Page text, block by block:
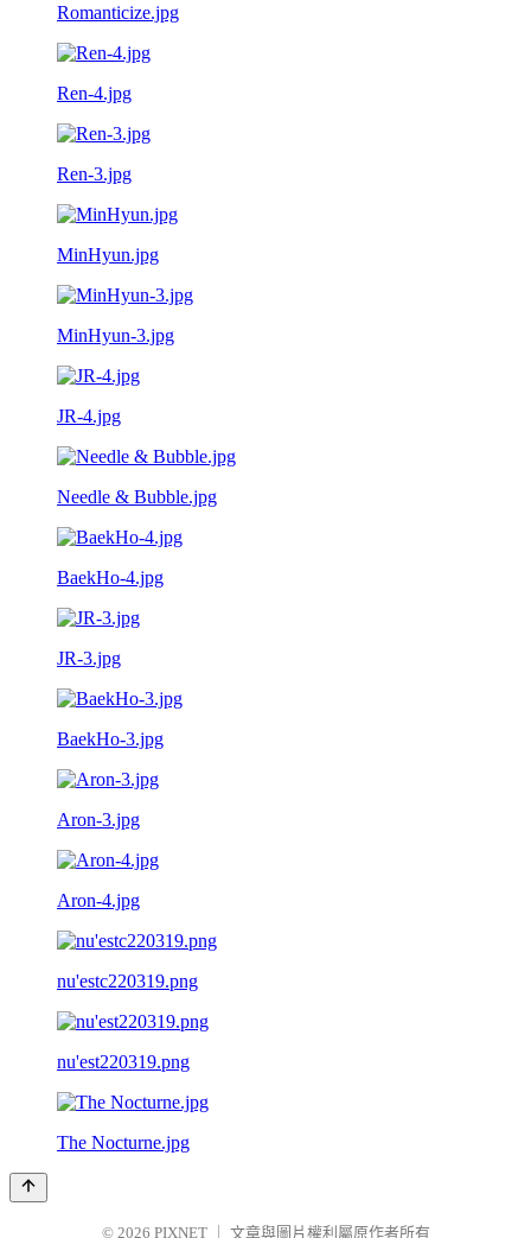
Romanticize.jpg
Ren-4.jpg
Ren-3.jpg
MinHyun.jpg
MinHyun-3.jpg
JR-4.jpg
Needle & Bubble.jpg
BaekHo-4.jpg
JR-3.jpg
BaekHo-3.jpg
Aron-3.jpg
Aron-4.jpg
nu'estc220319.png
nu'est220319.png
The Nocturne.jpg
© 2026 PIXNET 文章與圖片權利屬原作者所有